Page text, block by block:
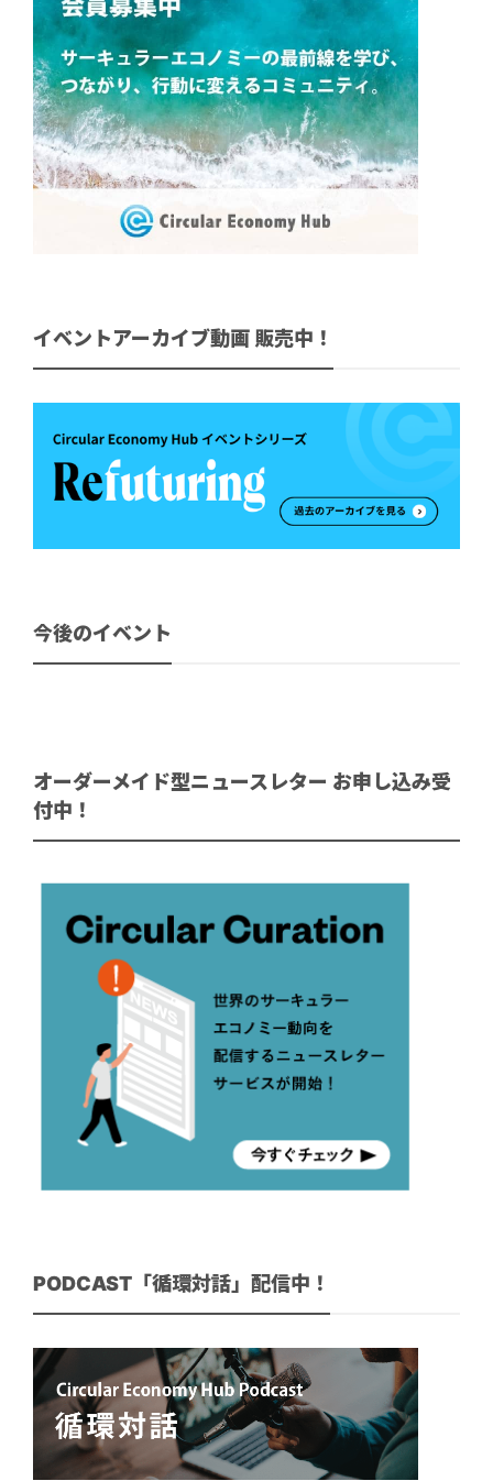
イベントアーカイブ動画 販売中！
今後のイベント
オーダーメイド型ニュースレター お申し込み受
付中！
PODCAST「循環対話」配信中！